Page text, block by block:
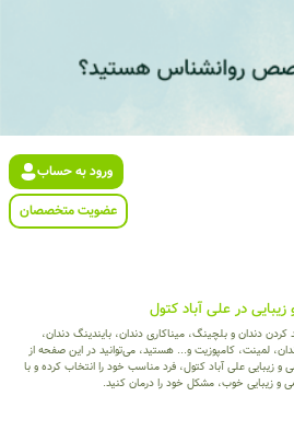
ورود به حساب
عضویت متخصصان
در علی آباد کتول
دندان و بلچینگ، میناکاری دندان، بایندینگ دندان،
لمینت، کامپوزیت و... هستید، می‌توانید در این صفحه از
زیبایی علی آباد کتول، فرد مناسب خود را انتخاب کرده و با
و زیبایی خوب، مشکل خود را درمان کنید.